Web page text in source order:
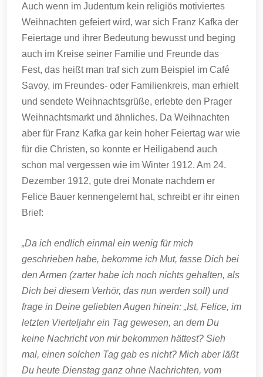
Auch wenn im Judentum kein religiös motiviertes
Weihnachten gefeiert wird, war sich Franz Kafka der
Feiertage und ihrer Bedeutung bewusst und beging
auch im Kreise seiner Familie und Freunde das
Fest, das heißt man traf sich zum Beispiel im Café
Savoy, im Freundes- oder Familienkreis, man erhielt
und sendete Weihnachtsgrüße, erlebte den Prager
Weihnachtsmarkt und ähnliches. Da Weihnachten
aber für Franz Kafka gar kein hoher Feiertag war wie
für die Christen, so konnte er Heiligabend auch
schon mal vergessen wie im Winter 1912. Am 24.
Dezember 1912, gute drei Monate nachdem er
Felice Bauer kennengelernt hat, schreibt er ihr einen
Brief:
„Da ich endlich einmal ein wenig für mich
geschrieben habe, bekomme ich Mut, fasse Dich bei
den Armen (zarter habe ich noch nichts gehalten, als
Dich bei diesem Verhör, das nun werden soll) und
frage in Deine geliebten Augen hinein: „Ist, Felice, im
letzten Vierteljahr ein Tag gewesen, an dem Du
keine Nachricht von mir bekommen hättest? Sieh
mal, einen solchen Tag gab es nicht? Mich aber läßt
Du heute Dienstag ganz ohne Nachrichten, vom